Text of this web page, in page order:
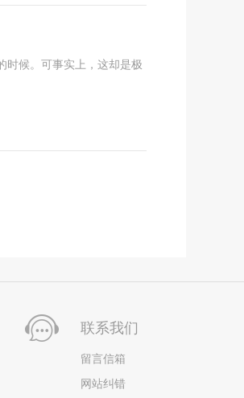
时候。可事实上，这却是极
联系我们
留言信箱
网站纠错